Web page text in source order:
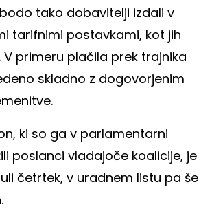
tako dobavitelji izdali v
tarifnimi postavkami, kot jih
primeru plačila prek trajnika
skladno z dogovorjenim
ki so ga v parlamentarni
poslanci vladajoče koalicije, je
četrtek, v uradnem listu pa še